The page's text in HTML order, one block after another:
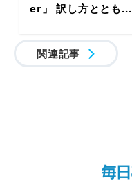
er」 訳し方ととも...
関連記事